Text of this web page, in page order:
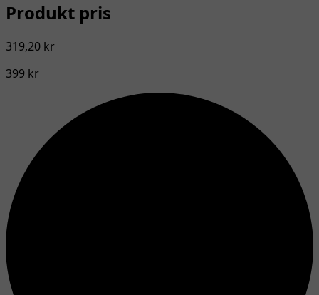
Produkt pris
319,20 kr
399 kr